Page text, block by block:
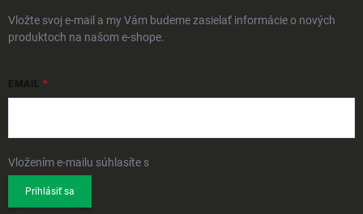
Vložte svoj e-mail a my Vám budeme zasielať informácie o nových
produktoch na našom e-shope.
EMAIL
Vložením e-mailu súhlasíte s
Prihlásiť sa